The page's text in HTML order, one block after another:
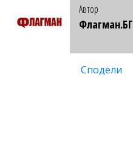
Автор
Флагман.БГ
Сподели